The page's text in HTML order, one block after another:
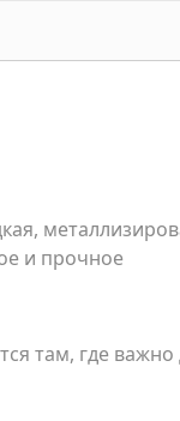
и прочное
там, где